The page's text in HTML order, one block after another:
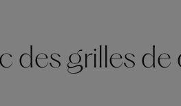
des grilles